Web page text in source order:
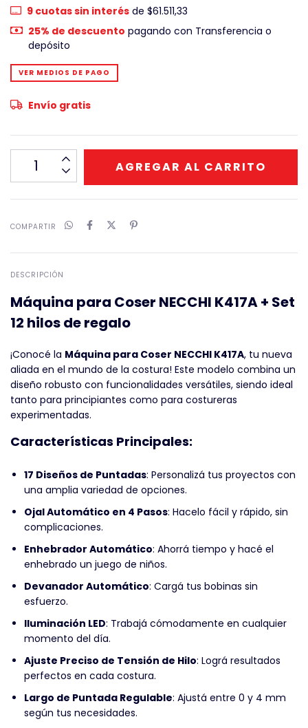
9cuotas sin interésde $61.511,33
25% de descuento pagando con Transferencia o
depósito
VER MEDIOS DE PAGO
Envío gratis
COMPARTIR
DESCRIPCIÓN
Máquina para Coser NECCHI K417A + Set
12 hilos de regalo
¡Conocé la Máquina para Coser NECCHI K417A, tu nueva
aliada en el mundo de la costura! Este modelo combina un
diseño robusto con funcionalidades versátiles, siendo ideal
tanto para principiantes como para costureras
experimentadas.
Características Principales:
17 Diseños de Puntadas: Personalizá tus proyectos con
una amplia variedad de opciones.
Ojal Automático en 4 Pasos: Hacelo fácil y rápido, sin
complicaciones.
Enhebrador Automático: Ahorrá tiempo y hacé el
enhebrado un juego de niños.
Devanador Automático: Cargá tus bobinas sin
esfuerzo.
Iluminación LED: Trabajá cómodamente en cualquier
momento del día.
Ajuste Preciso de Tensión de Hilo: Lográ resultados
perfectos en cada costura.
Largo de Puntada Regulable: Ajustá entre 0 y 4 mm
según tus necesidades.